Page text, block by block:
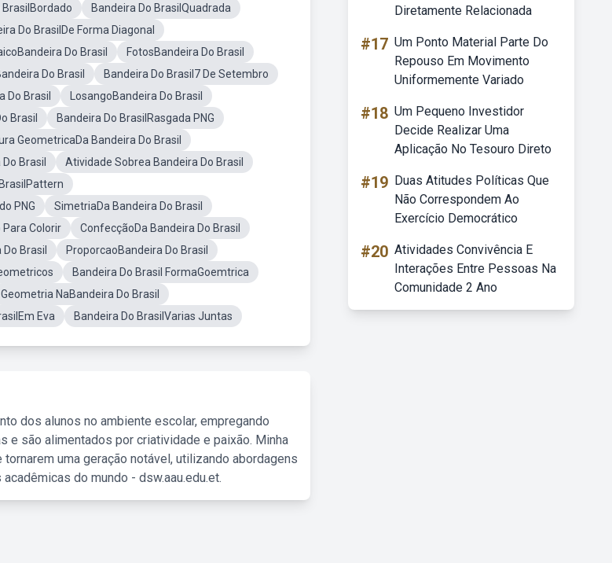
BrasilBordado
Bandeira Do BrasilQuadrada
Do BrasilDe Forma Diagonal
Do Brasil
FotosBandeira Do Brasil
Do Brasil
Bandeira Do Brasil7 De Setembro
Do Brasil
LosangoBandeira Do Brasil
Brasil
Bandeira Do BrasilRasgada PNG
GeometricaDa Bandeira Do Brasil
Brasil
Atividade Sobrea Bandeira Do Brasil
PNG
SimetriaDa Bandeira Do Brasil
Para Colorir
ConfecçãoDa Bandeira Do Brasil
Brasil
ProporcaoBandeira Do Brasil
Bandeira Do Brasil FormaGoemtrica
Geometria NaBandeira Do Brasil
Eva Bandeira Do BrasilVarias Juntas
dos alunos no ambiente escolar, empregando
são alimentados por criatividade e paixão. Minha
uma geração notável, utilizando abordagens
do mundo - dsw.aau.edu.et.
Diretamente Relacionada
#17 Um Ponto Material Parte Do
Repouso Em Movimento
Uniformemente Variado
#18 Um Pequeno Investidor
Decide Realizar Uma
Aplicação No Tesouro Direto
#19 Duas Atitudes Políticas Que
Não Correspondem Ao
Exercício Democrático
#20 Atividades Convivência E
Interações Entre Pessoas Na
Comunidade 2 Ano